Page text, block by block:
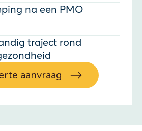
na een PMO
traject rond
aanvraag